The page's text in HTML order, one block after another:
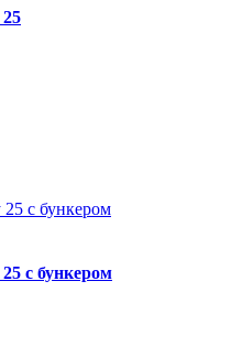
с бункером